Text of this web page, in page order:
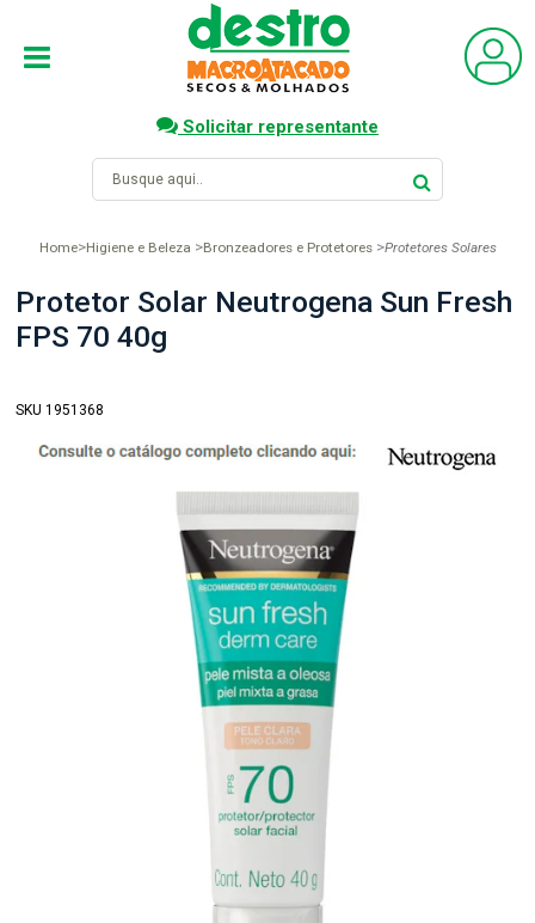
Solicitar representante
Home Higiene e Beleza Bronzeadores e Protetores Protetores Solares
Protetor Solar Neutrogena Sun Fresh
FPS 70 40g
SKU 1951368